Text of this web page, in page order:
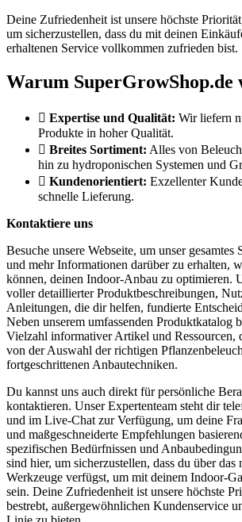
Deine Zufriedenheit ist unsere höchste
um sicherzustellen, dass du mit deinen
erhaltenen Service vollkommen zufrieden bist.
Warum SuperGrowShop.de
Expertise und Qualität: Wir liefern
Produkte in hoher Qualität.
Breites Sortiment: Alles von
hin zu hydroponischen Systemen und
Kundenorientiert: Exzellenter
schnelle Lieferung.
Kontaktiere uns
Besuche unsere Webseite, um unser gesamtes
und mehr Informationen darüber zu erhalten,
können, deinen Indoor-Anbau zu optimieren.
voller detaillierter Produktbeschreibungen,
Anleitungen, die dir helfen, fundierte
Neben unserem umfassenden Produktkatalog
Vielzahl informativer Artikel und Ressourcen,
von der Auswahl der richtigen
fortgeschrittenen Anbautechniken.
Du kannst uns auch direkt für persönliche
kontaktieren. Unser Expertenteam steht dir
und im Live-Chat zur Verfügung, um deine
und maßgeschneiderte Empfehlungen
spezifischen Bedürfnissen und
sind hier, um sicherzustellen, dass du über das
Werkzeuge verfügst, um mit deinem Indoor-
sein. Deine Zufriedenheit ist unsere höchste
bestrebt, außergewöhnlichen Kundenservice